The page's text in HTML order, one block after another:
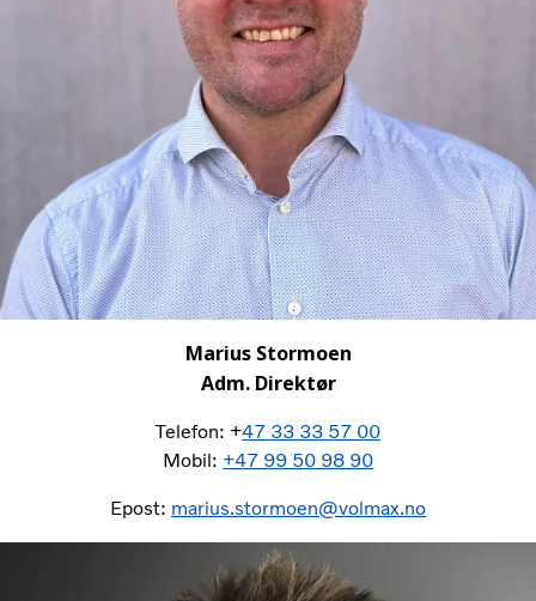
Marius Stormoen
Adm. Direktør
Telefon: +47 33 33 57 00
Mobil: +47 99 50 98 90
Epost: marius.stormoen@volmax.no